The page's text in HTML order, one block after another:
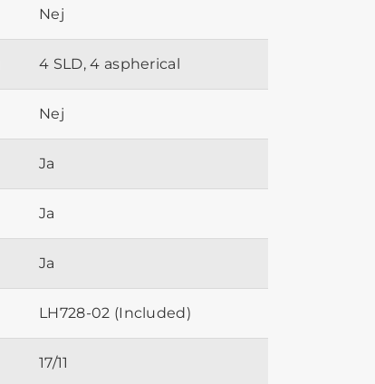
Nej
4 SLD, 4 aspherical
Nej
Ja
Ja
Ja
LH728-02 (Included)
17/11